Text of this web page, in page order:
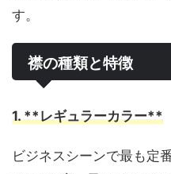
す。
襟の種類と特徴
1. **レギュラーカラー**
ビジネスシーンで最も定